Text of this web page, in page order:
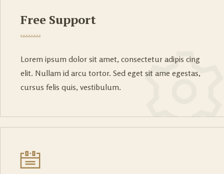
Free Support
Lorem ipsum dolor sit amet, consectetur adipis cing
elit. Nullam id arcu tortor. Sed eget sit ame egestas,
cursus felis quis, vestibulum.